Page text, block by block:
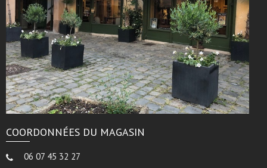
COORDONNÉES DU MAGASIN
06 07 45 32 27